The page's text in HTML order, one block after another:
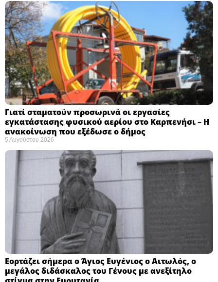
Γιατί σταματούν προσωρινά οι εργασίες
εγκατάστασης φυσικού αερίου στο Καρπενήσι – Η
ανακοίνωση που εξέδωσε ο δήμος
5 Αυγούστου 2026
Εορτάζει σήμερα ο Άγιος Ευγένιος ο Αιτωλός, ο
μεγάλος διδάσκαλος του Γένους με ανεξίτηλο